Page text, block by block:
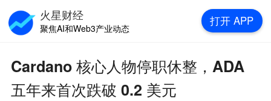
Cardano 核心人物停职休整，ADA
五年来首次跌破 0.2 美元
火星财经
聚焦AI和Web3产业动态
打开 APP